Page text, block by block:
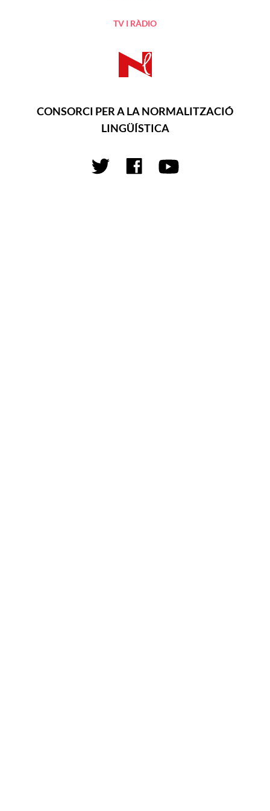
TV I RÀDIO
CONSORCI PER A LA NORMALITZACIÓ
LINGÜÍSTICA